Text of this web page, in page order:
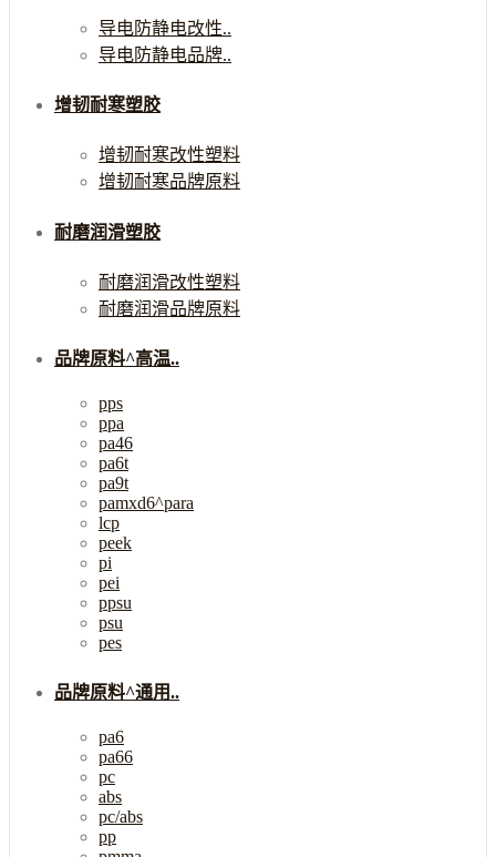
导电防静电改性..
导电防静电品牌..
增韧耐寒塑胶
增韧耐寒改性塑料
增韧耐寒品牌原料
耐磨润滑塑胶
耐磨润滑改性塑料
耐磨润滑品牌原料
品牌原料^高温..
pps
ppa
pa46
pa6t
pa9t
pamxd6^para
lcp
peek
pi
pei
ppsu
psu
pes
品牌原料^通用..
pa6
pa66
pc
abs
pc/abs
pp